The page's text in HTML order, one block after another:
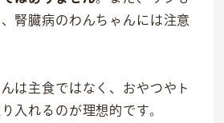
腎臓病のわんちゃんには注意
は主食ではなく、おやつやト
入れるのが理想的です。